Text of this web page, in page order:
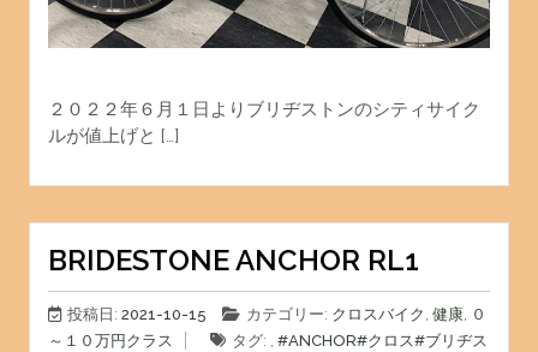
２０２２年６月１日よりブリヂストンのシティサイク
ルが値上げと […]
BRIDESTONE ANCHOR RL1
投稿日: 2021-10-15 カテゴリー: クロスバイク , 健康, ０
～１０万円クラス
タグ: , #ANCHOR#クロス#ブリヂス